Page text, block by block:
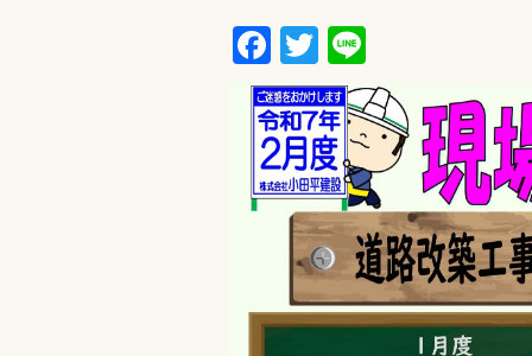
F
a
c
e
b
o
o
k
T
w
it
te
r
n
e